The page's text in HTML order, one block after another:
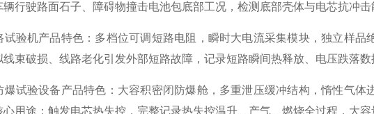
辆行驶路面石子、障碍物撞击电池包底部工况，检测底部壳体与电芯抗冲击
试验机产品特色：多档位可调短路电阻，瞬时大电流采集模块，独立样品
束破损、线路老化引发外部短路故障，记录短路瞬间热释放、电压跌落数
爆试验设备产品特色：大容积密闭防爆舱，多重泄压缓冲结构，惰性气体
心用途：触发电芯热失控，完整记录热失控温升、产气、燃烧全过程，大容